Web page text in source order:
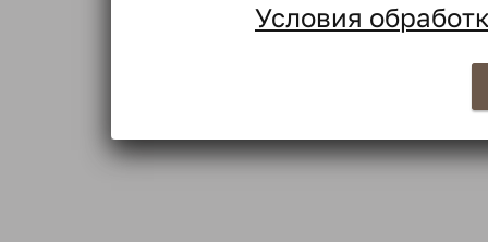
Условия